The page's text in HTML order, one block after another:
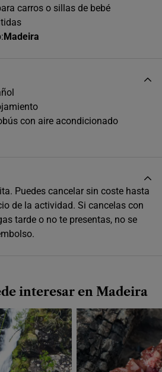
1
2
7
28
carros o sillas de bebé
Madeira
con aire acondicionado
Puedes cancelar sin coste hasta
de la actividad. Si cancelas con
tarde o no te presentas, no se
interesar en Madeira